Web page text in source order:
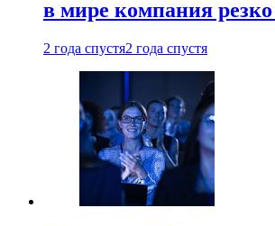
в мире компания
2 года спустя2 года спустя